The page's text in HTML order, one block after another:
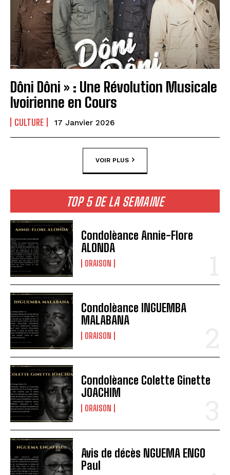
Dôni Dôni » : Une Révolution Musicale
Ivoirienne en Cours
CULTURE 17 Janvier 2026
VOIR PLUS
TOP 5 DE LA SEMAINE
Condolèance Annie-Flore
ALONDA
ORAISON
Condolèance INGUEMBA
MALABANA
ORAISON
Condolèance Colette Ginette
JOACHIM
ORAISON
Avis de décès NGUEMA ENGO
Paul